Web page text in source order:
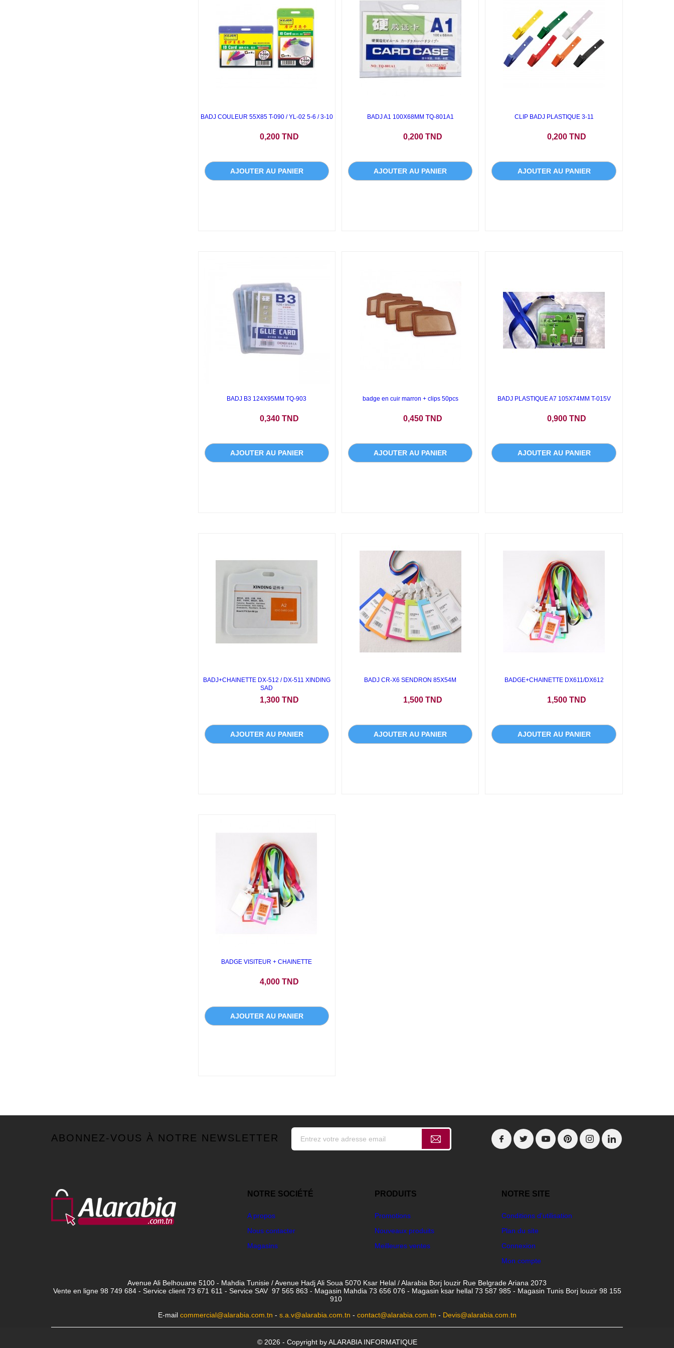
BADJ COULEUR 55X85 T-090 / YL-02 5-6 / 3-10
0,200 TND
AJOUTER AU PANIER
BADJ A1 100X68MM TQ-801A1
0,200 TND
AJOUTER AU PANIER
CLIP BADJ PLASTIQUE 3-11
0,200 TND
AJOUTER AU PANIER
BADJ B3 124X95MM TQ-903
0,340 TND
AJOUTER AU PANIER
badge en cuir marron + clips 50pcs
0,450 TND
AJOUTER AU PANIER
BADJ PLASTIQUE A7 105X74MM T-015V
0,900 TND
AJOUTER AU PANIER
BADJ+CHAINETTE DX-512 / DX-511 XINDING
SAD
1,300 TND
AJOUTER AU PANIER
BADJ CR-X6 SENDRON 85X54M
1,500 TND
AJOUTER AU PANIER
BADGE+CHAINETTE DX611/DX612
1,500 TND
AJOUTER AU PANIER
BADGE VISITEUR + CHAINETTE
4,000 TND
AJOUTER AU PANIER
ABONNEZ-VOUS À NOTRE NEWSLETTER
NOTRE SOCIÉTÉ
A propos
Nous contacter
Magasins
PRODUITS
Promotions
Nouveaux produits
Meilleures ventes
NOTRE SITE
Conditions d'utilisation
Plan du site
Connexion
Mon compte
Avenue Ali Belhouane 5100 - Mahdia Tunisie / Avenue Hadj Ali Soua 5070 Ksar Helal / Alarabia Borj louzir Rue Belgrade Ariana 2073
Vente en ligne 98 749 684 - Service client 73 671 611 - Service SAV 97 565 863 - Magasin Mahdia 73 656 076 - Magasin ksar hellal 73 587 985 - Magasin Tunis Borj louzir 98 155
910
E-mail commercial@alarabia.com.tn - s.a.v@alarabia.com.tn - contact@alarabia.com.tn - Devis@alarabia.com.tn
© 2026 - Copyright by ALARABIA INFORMATIQUE